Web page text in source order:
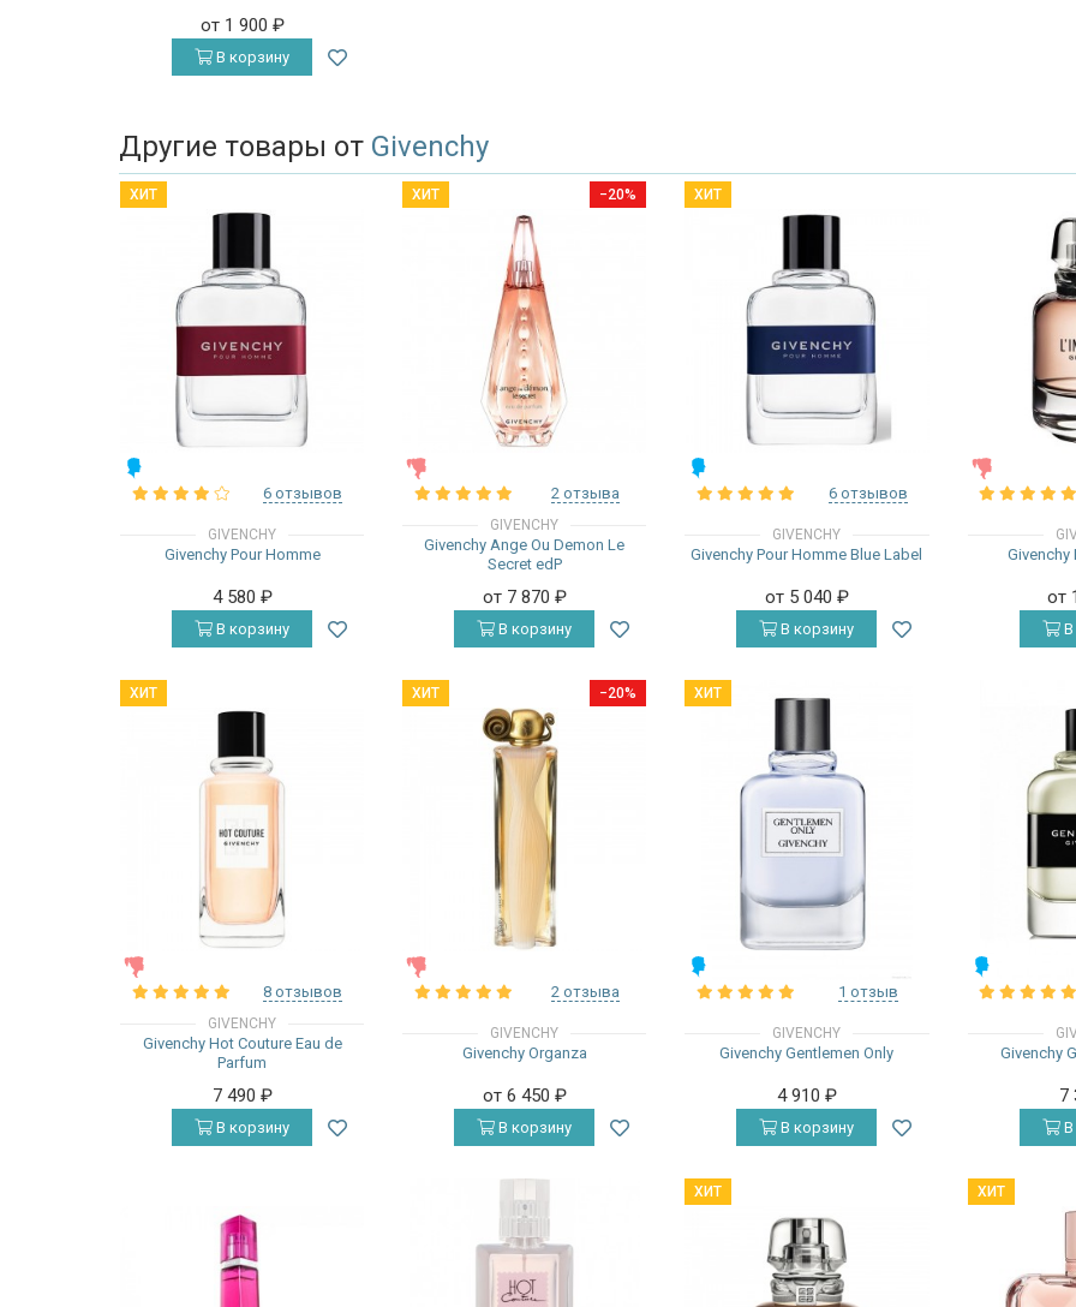
от 1 900 ₽
В корзину
Другие товары от Givenchy
ХИТ
6 отзывов
GIVENCHY
Givenchy Pour Homme
4 580 ₽
В корзину
−20%
ХИТ
2 отзыва
GIVENCHY
Givenchy Ange Ou Demon Le
Secret edP
от 7 870 ₽
В корзину
ХИТ
6 отзывов
GIVENCHY
Givenchy Pour Homme Blue Label
от 5 040 ₽
В корзину
Givenchy
от
В
ХИТ
8 отзывов
GIVENCHY
Givenchy Hot Couture Eau de
Parfum
7 490 ₽
В корзину
−20%
ХИТ
2 отзыва
GIVENCHY
Givenchy Organza
от 6 450 ₽
В корзину
ХИТ
1 отзыв
GIVENCHY
Givenchy Gentlemen Only
4 910 ₽
В корзину
Givenchy
7
В
ХИТ ХИТ